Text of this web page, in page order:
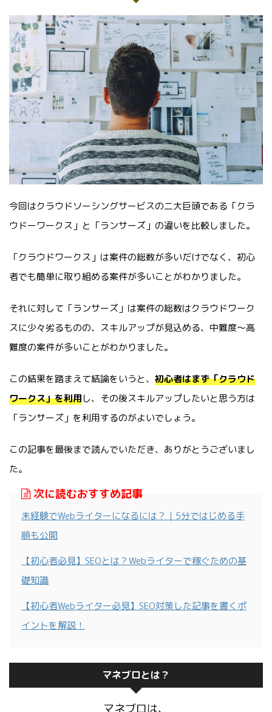
今回はクラウドソーシングサービスの二大巨頭である「クラ
ウドーワークス」と「ランサーズ」の違いを比較しました。
「クラウドワークス」は案件の総数が多いだけでなく、初心
者でも簡単に取り組める案件が多いことがわかりました。
それに対して「ランサーズ」は案件の総数はクラウドワーク
スに少々劣るものの、スキルアップが見込める、中難度～高
難度の案件が多いことがわかりました。
この結果を踏まえて結論をいうと、 初心者はまず「クラウド
ワークス」を利用し、その後スキルアップしたいと思う方は
「ランサーズ」を利用するのがよいでしょう。
この記事を最後まで読んでいただき、ありがとうございまし
た。
次に読むおすすめ記事
未経験でWebライターになるには？｜5分ではじめる手
順も公開
【初心者必見】SEOとは？Webライターで稼ぐための基
礎知識
【初心者Webライター必見】SEO対策した記事を書くポ
イントを解説！
マネブロとは？
マネブロは、